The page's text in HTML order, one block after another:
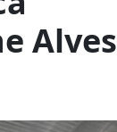
Alves